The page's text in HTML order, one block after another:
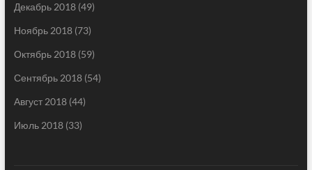
Декабрь 2018(49)
Ноябрь 2018(73)
Октябрь 2018(59)
Сентябрь 2018(54)
Август 2018(44)
Июль 2018(33)